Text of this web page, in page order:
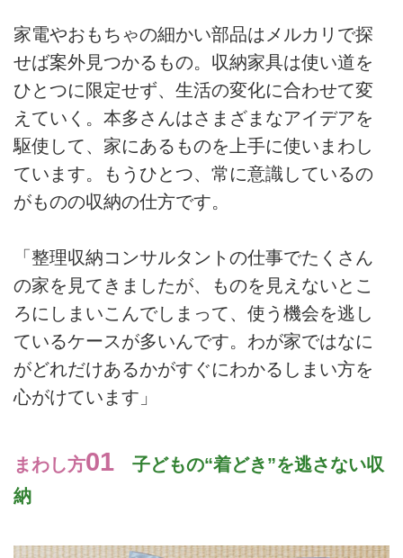
家電やおもちゃの細かい部品はメルカリで探
せば案外見つかるもの。収納家具は使い道を
ひとつに限定せず、生活の変化に合わせて変
えていく。本多さんはさまざまなアイデアを
駆使して、家にあるものを上手に使いまわし
ています。もうひとつ、常に意識しているの
がものの収納の仕方です。
「整理収納コンサルタントの仕事でたくさん
の家を見てきましたが、ものを見えないとこ
ろにしまいこんでしまって、使う機会を逃し
ているケースが多いんです。わが家ではなに
がどれだけあるかがすぐにわかるしまい方を
心がけています」
まわし方01
子どもの“着どき”を逃さない収
納